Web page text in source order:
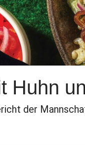
Huhn
der